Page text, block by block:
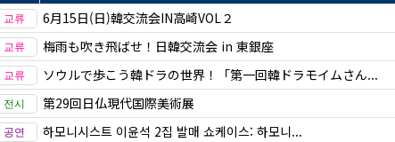
6月15日(日)韓交流会IN高崎VOL２
梅雨も吹き飛ばせ！日韓交流会 in 東銀座
ソウルで歩こう韓ドラの世界！「第一回韓ドラモイムさん...
第29回日仏現代国際美術展
하모니시스트 이윤석 2집 발매 쇼케이스: 하모니...